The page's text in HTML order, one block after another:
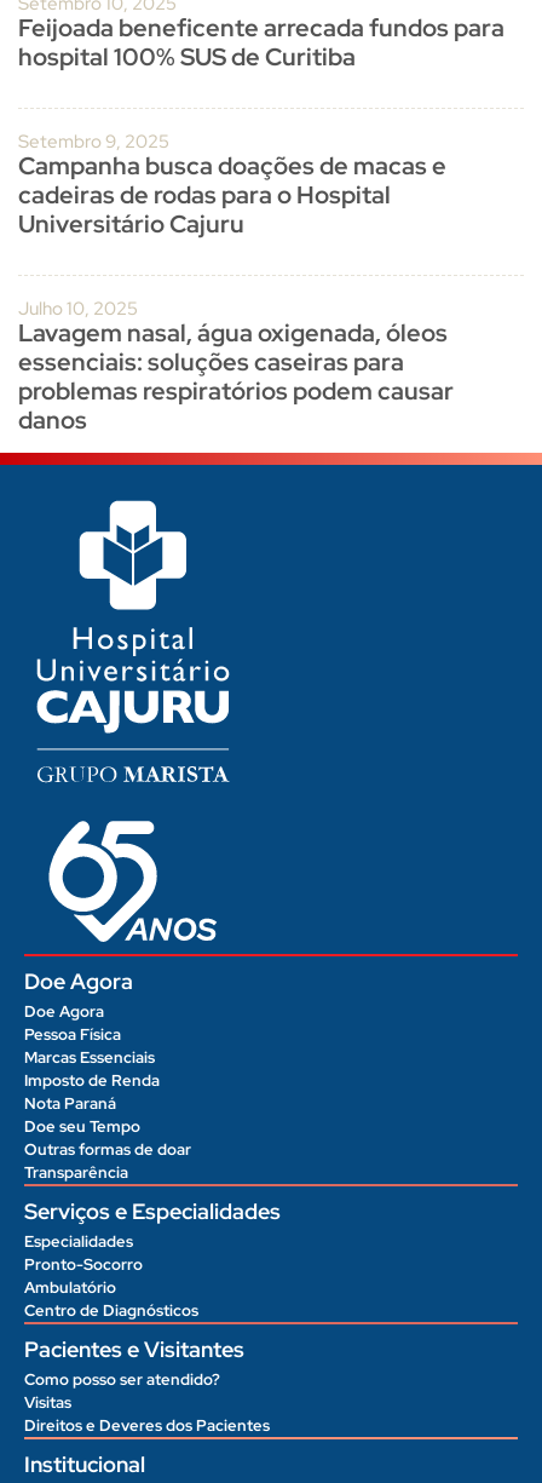
Feijoada beneficente arrecada fundos para
hospital 100% SUS de Curitiba
Setembro 9, 2025
Campanha busca doações de macas e
cadeiras de rodas para o Hospital
Universitário Cajuru
Julho 10, 2025
Lavagem nasal, água oxigenada, óleos
essenciais: soluções caseiras para
problemas respiratórios podem causar
danos
Doe Agora
Doe Agora
Pessoa Física
Marcas Essenciais
Imposto de Renda
Nota Paraná
Doe seu Tempo
Outras formas de doar
Transparência
Serviços e Especialidades
Especialidades
Pronto-Socorro
Ambulatório
Centro de Diagnósticos
Pacientes e Visitantes
Como posso ser atendido?
Visitas
Direitos e Deveres dos Pacientes
Institucional